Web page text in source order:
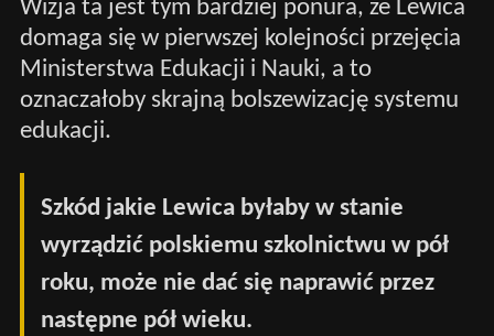
Wizja ta jest tym bardziej ponura, że Lewica
domaga się w pierwszej kolejności przejęcia
Ministerstwa Edukacji i Nauki, a to
oznaczałoby skrajną bolszewizację systemu
edukacji.
Szkód jakie Lewica byłaby w stanie
wyrządzić polskiemu szkolnictwu w pół
roku, może nie dać się naprawić przez
następne pół wieku.